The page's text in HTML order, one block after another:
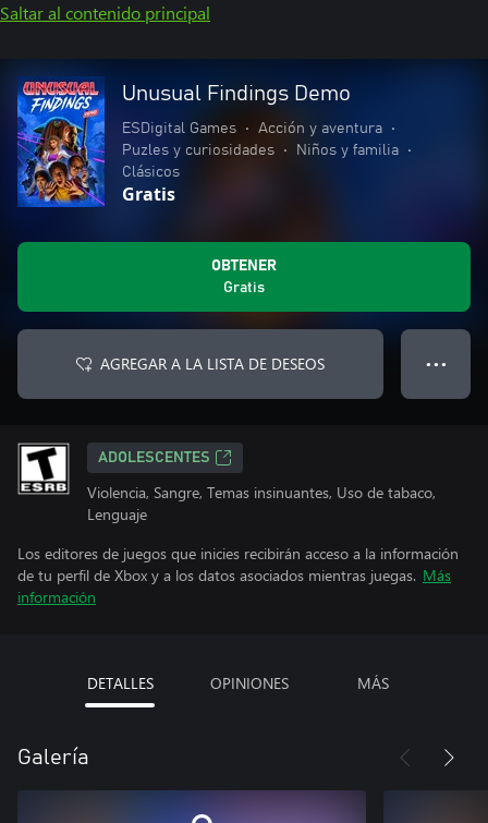
Saltar al contenido principal
Unusual Findings Demo
ESDigital Games • Acción y aventura
•
Puzles y curiosidades
• Niños y familia
•
Clásicos
Gratis
OBTENER
Gratis
AGREGAR A LA LISTA DE DESEOS ● ● ●
ADOLESCENTES
Violencia, Sangre, Temas insinuantes, Uso de tabaco,
Lenguaje
Los editores de juegos que inicies recibirán acceso a la información
de tu perfil de Xbox y a los datos asociados mientras juegas. Más
información
DETALLES OPINIONES MÁS
Galería